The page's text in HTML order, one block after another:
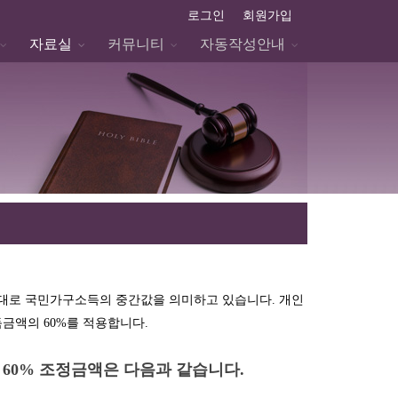
로그인 회원가입
자료실 커뮤니티 자동작성안내
국민가구소득의 중간값을 의미하고 있습니다. 개인
액의 60%를 적용합니다.
조정금액은 다음과 같습니다.